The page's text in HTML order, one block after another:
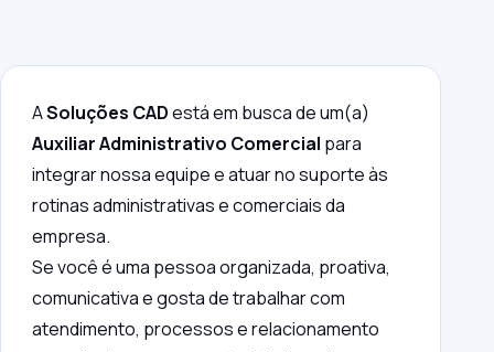
ASoluções CADestá em busca de um(a)
Auxiliar Administrativo Comercial para
integrar nossa equipe e atuar no suporte às
rotinas administrativas e comerciais da
empresa.
Se você é uma pessoa organizada, proativa,
comunicativa e gosta de trabalhar com
atendimento, processos e relacionamento